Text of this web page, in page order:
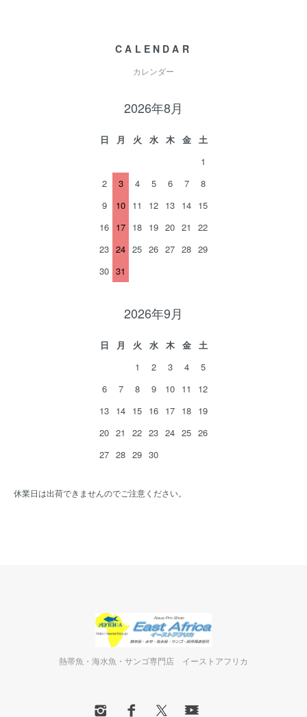
CALENDAR
カレンダー
2026年8月
日 月 火 水 木 金
土
1
2
3 4 5 6 7
8
9
10 11 12 13 14 15
16 17 18 19 20 21
22
23 24 25 26 27 28 29
30 31
2026年9月
日 月 火 水 木 金
土
1
2 3 4
5
6
7 8 9 10 11
12
13 14 15 16 17 18 19
20 21 22 23 24 25 26
27 28 29 30
休業日は出荷できませんのでご注意ください。
熱帯魚・海水魚・サンゴ専門店 イーストアフリカ